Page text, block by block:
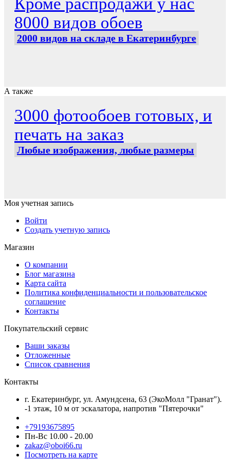
8000 видов обоев
2000 видов на складе в Екатеринбурге
А также
3000 фотообоев готовых, и
печать на заказ
Любые изображения, любые размеры
Моя учетная запись
Войти
Создать учетную запись
Магазин
О компании
Блог магазина
Карта сайта
Политика конфиденциальности и пользовательское
соглашение
Контакты
Покупательский сервис
Ваши заказы
Отложенные
Список сравнения
Контакты
г. Екатеринбург, ул. Амундсена, 63 (ЭкоМолл "Гранат").
-1 этаж, 10 м от эскалатора, напротив "Пятерочки"
+79193675895
Пн-Вс 10.00 - 20.00
zakaz@oboi66.ru
Посмотреть на карте